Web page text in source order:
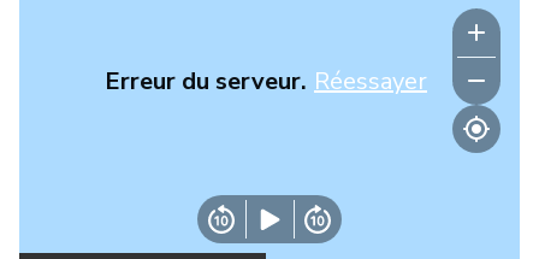
Erreur du serveur. Réessayer